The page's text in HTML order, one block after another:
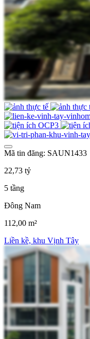
Mã tin đăng: SAUN1433
22,73 tỷ
5 tầng
Đông Nam
112,00 m²
Liền kề, khu Vịnh Tây